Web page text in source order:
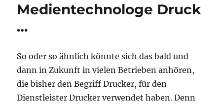
Medientechnologe Druck
…
So oder so ähnlich könnte sich das bald und
dann in Zukunft in vielen Betrieben anhören,
die bisher den Begriff Drucker, für den
Dienstleister Drucker verwendet haben. Denn